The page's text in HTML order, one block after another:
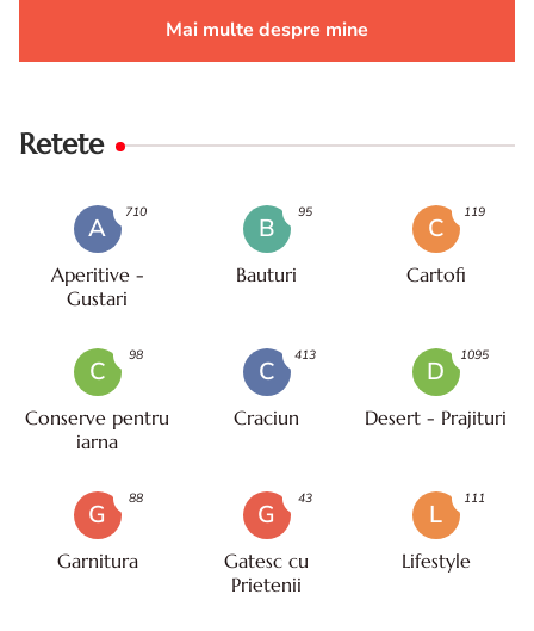
Mai multe despre mine
Retete
A
Aperitive -
Gustari
710
B
Bauturi
95
C
Cartofi
119
C
Conserve pentru
iarna
98
C
Craciun
413
D
Desert - Prajituri
1095
G
Garnitura
88
G
Gatesc cu
Prietenii
43
L
Lifestyle
111